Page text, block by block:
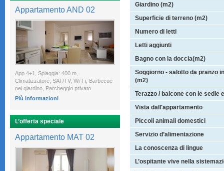
Appartamento AND 02
App 4+1, Spiaggia: 400 m,
Climatizzatore, SAT/TV, Wi-Fi, Barbecue
nel giardino, Parcheggio privato
Più informazioni
L’offerta speciale
Appartamento MAT 02
Giardino (m2)
Superficie di terreno (m2)
Numero di letti
Letti aggiunti
Bagno con la doccia(m2)
Soggiorno - salotto da pranzo
(m2)
Terazzo / balcone con le sedie
Vista dall'appartamento
Piccoli animali domestici
Servizio d’alimentazione
La conoscenza di lingue
L’ospitante vive nella